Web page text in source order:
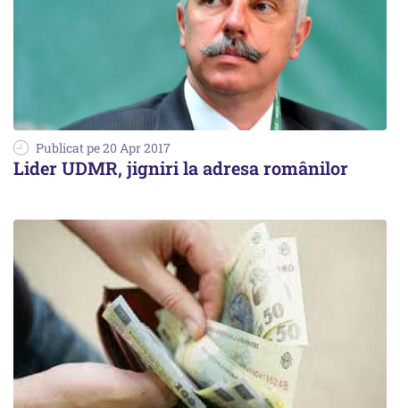
Publicat pe 20 Apr 2017
Lider UDMR, jigniri la adresa românilor